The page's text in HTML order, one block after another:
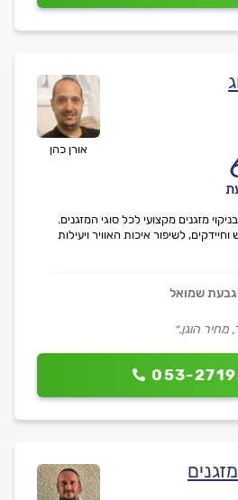
אורן כהן
053-
מזגנים מקצועי לכל סוגי המזגנים.
לשיפור איכות האוויר ויעילות
שמואל
מחיר הוגן.״